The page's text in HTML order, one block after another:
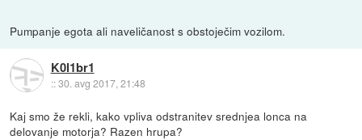
Pumpanje egota ali naveličanost s obstoječim vozilom.
K0l1br1
::30. avg 2017, 21:48
Kaj smo že rekli, kako vpliva odstranitev srednjea lonca na
delovanje motorja? Razen hrupa?